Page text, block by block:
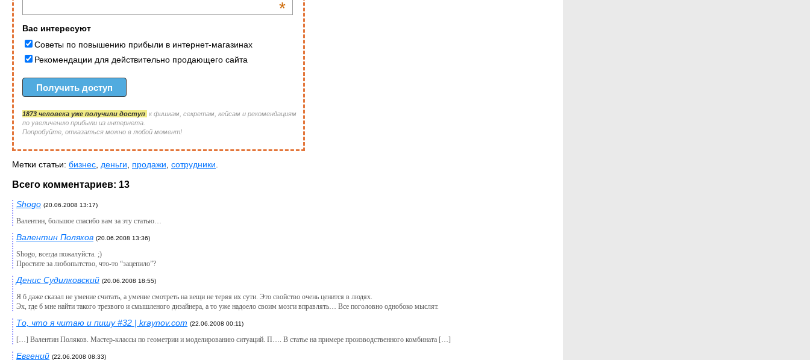
*
Вас интересуют
Советы по повышению прибыли в интернет-магазинах
Рекомендации для действительно продающего сайта
1873 человека уже получили доступ к фишкам, секретам, кейсам и рекомендациям
по увеличению прибыли из интернета.
Попробуйте, отказаться можно в любой момент!
Метки статьи: бизнес деньги продажи сотрудники
Всего комментариев: 13
Shogo (20.06.2008 13:17)
Валентин, большое спасибо вам за эту статью…
Валентин Поляков (20.06.2008 13:36)
Shogo, всегда пожалуйста. ;)
Простите за любопытство, что-то “зацепило”?
Денис Судилковский (20.06.2008 18:55)
Я б даже сказал не умение считать, а умение смотреть на вещи не теряя их сути. Это свойство очень ценится в людях.
Эх, где б мне найти такого трезвого и смышленого дизайнера, а то уже надоело своим мозги вправлять… Все поголовно однобоко мыслят.
То, что я читаю и пишу #32 | kraynov.com (22.06.2008 00:11)
[…] Валентин Поляков. Мастер-классы по геометрии и моделированию ситуаций. П…. В статье на примере производственного комбината […]
Евгений (22.06.2008 08:33)